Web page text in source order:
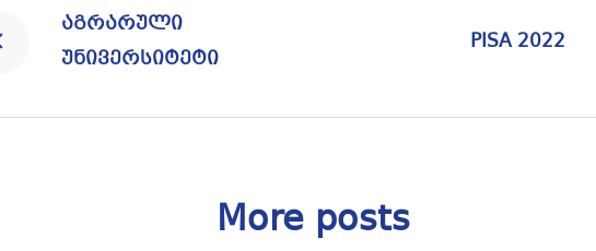
აგრარული
უნივერსიტეტი
PISA 2022
More posts